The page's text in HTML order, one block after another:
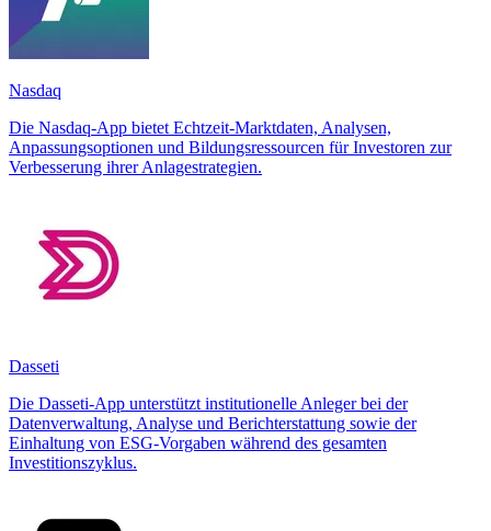
Nasdaq
Die Nasdaq-App bietet Echtzeit-Marktdaten, Analysen,
Anpassungsoptionen und Bildungsressourcen für Investoren zur
Verbesserung ihrer Anlagestrategien.
Dasseti
Die Dasseti-App unterstützt institutionelle Anleger bei der
Datenverwaltung, Analyse und Berichterstattung sowie der
Einhaltung von ESG-Vorgaben während des gesamten
Investitionszyklus.